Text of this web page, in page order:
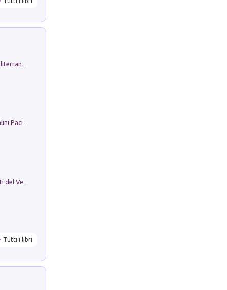
Il Filo Della Pace. Storia di Ezio Bartalini Pacifista
Tutti i libri